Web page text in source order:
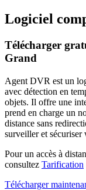
Logiciel
Télécharger
Grand
Agent DVR est un
avec détection en
objets. Il offre une
prend en charge un
distance sans
surveiller et sécuriser
Pour un accès à
consultez Tarification
Télécharger